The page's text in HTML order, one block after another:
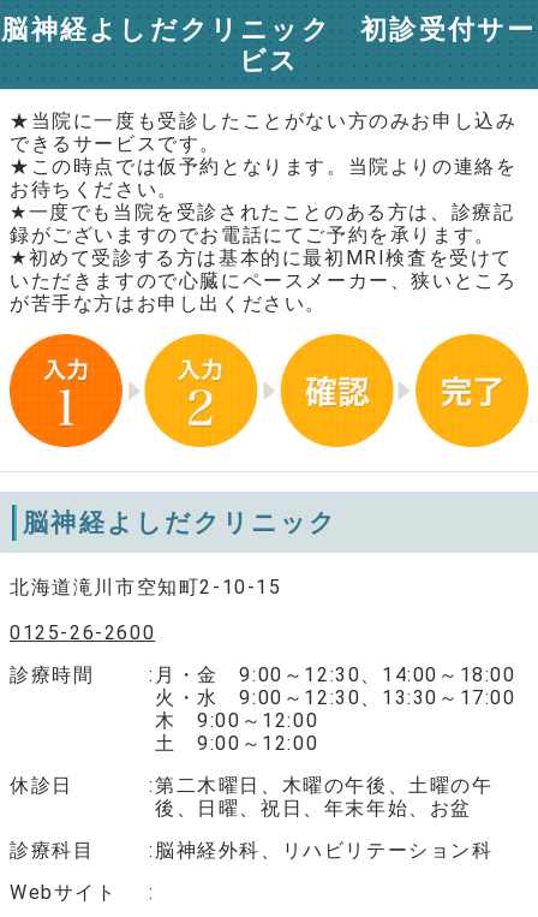
脳神経よしだクリニック 初診受付サー
ビス
★当院に一度も受診したことがない方のみお申し込み
できるサービスです。
★この時点では仮予約となります。当院よりの連絡を
お待ちください。
★一度でも当院を受診されたことのある方は、診療記
録がございますのでお電話にてご予約を承ります。
★初めて受診する方は基本的に最初MRI検査を受けて
いただきますので心臓にペースメーカー、狭いところ
が苦手な方はお申し出ください。
脳神経よしだクリニック
北海道滝川市空知町2-10-15
0125-26-2600
診療時間
月・金 9:00～12:30、14:00～18:00
火・水 9:00～12:30、13:30～17:00
木 9:00～12:00
土 9:00～12:00
休診日
第二木曜日、木曜の午後、土曜の午
後、日曜、祝日、年末年始、お盆
診療科目
脳神経外科、リハビリテーション科
Webサイト